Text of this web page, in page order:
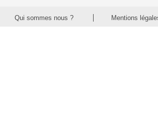
Qui sommes nous ? Mentions